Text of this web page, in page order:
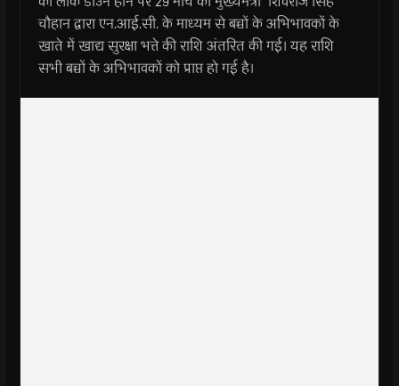
चौहान द्वारा एन.आई.सी. के माध्यम से बच्चों के अभिभावकों के
खाते में खाद्य सुरक्षा भत्ते की राशि अंतरित की गई। यह राशि
सभी बच्चों के अभिभावकों को प्राप्त हो गई है।